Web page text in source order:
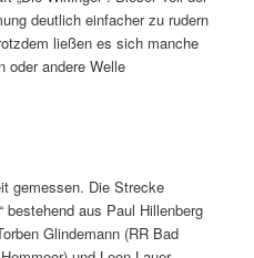
deutlich einfacher zu rudern
ließen es sich manche
oder andere Welle
gemessen. Die Strecke
bestehend aus Paul Hillenberg
Glindemann (RR Bad